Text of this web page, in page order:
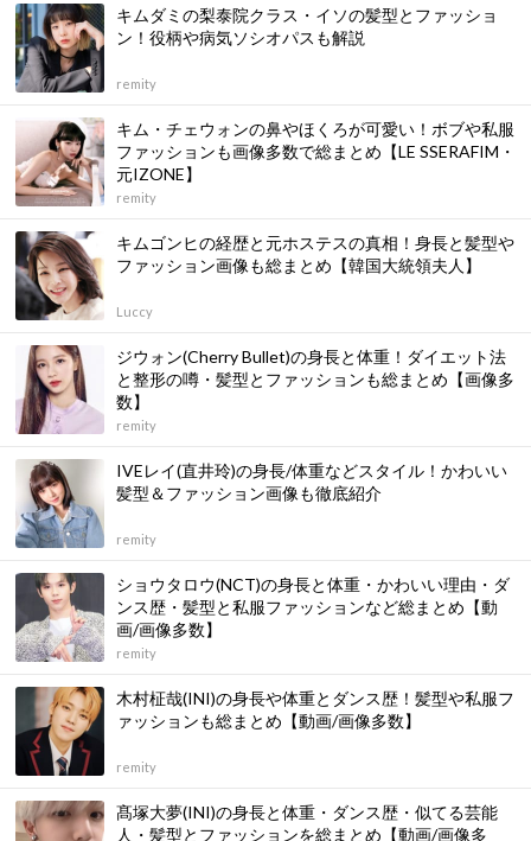
キムダミの梨泰院クラス・イソの髪型とファッショ
ン！役柄や病気ソシオパスも解説
remity
キム・チェウォンの鼻やほくろが可愛い！ボブや私服
ファッションも画像多数で総まとめ【LE SSERAFIM・
元IZONE】
remity
キムゴンヒの経歴と元ホステスの真相！身長と髪型や
ファッション画像も総まとめ【韓国大統領夫人】
Luccy
ジウォン(Cherry Bullet)の身長と体重！ダイエット法
と整形の噂・髪型とファッションも総まとめ【画像多
数】
remity
IVEレイ(直井玲)の身長/体重などスタイル！かわいい
髪型＆ファッション画像も徹底紹介
remity
ショウタロウ(NCT)の身長と体重・かわいい理由・ダ
ンス歴・髪型と私服ファッションなど総まとめ【動
画/画像多数】
remity
木村柾哉(INI)の身長や体重とダンス歴！髪型や私服フ
ァッションも総まとめ【動画/画像多数】
remity
髙塚大夢(INI)の身長と体重・ダンス歴・似てる芸能
人・髪型とファッションを総まとめ【動画/画像多